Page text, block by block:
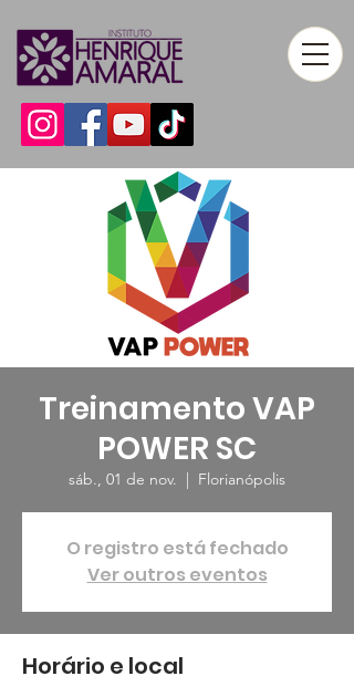
Treinamento VAP
POWER SC
sáb., 01 de nov.
  |
Florianópolis
O registro está fechado
Ver outros eventos
Horário e local